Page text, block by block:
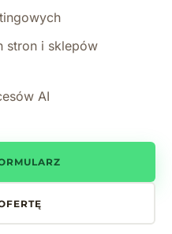
stron i sklepów
AI